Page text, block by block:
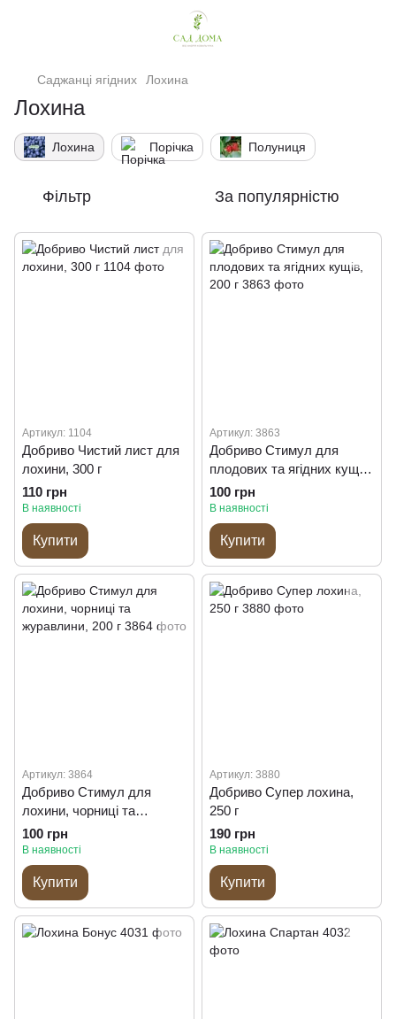
Саджанці ягідних Лохина
Лохина
Лохина Порічка Полуниця
Фільтр За популярністю
Артикул: 1104
Добриво Чистий лист для
лохини, 300 г
110 грн
В наявності
Купити
Артикул: 3863
Добриво Стимул для
плодових та ягідних кущів,
200 г
100 грн
В наявності
Купити
Артикул: 3864
Добриво Стимул для
лохини, чорниці та
журавлини, 200 г
100 грн
В наявності
Купити
Артикул: 3880
Добриво Супер лохина,
250 г
190 грн
В наявності
Купити